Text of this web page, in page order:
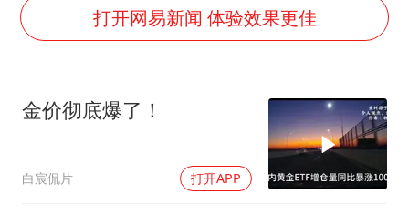
多个明星演唱会取消
女儿为争财产堵门阻挠父亲出殡
美国AI开始攻击真人了
人民的健康、体质、幸福一脉相承
打开网易新闻 体验效果更佳
金价彻底爆了！
白宸侃片 打开APP